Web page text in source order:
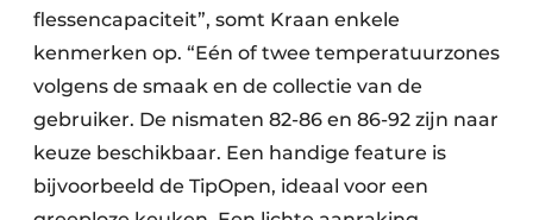
flessencapaciteit”, somt Kraan enkele
kenmerken op. “Eén of twee temperatuurzones
volgens de smaak en de collectie van de
gebruiker. De nismaten 82-86 en 86-92 zijn naar
keuze beschikbaar. Een handige feature is
bijvoorbeeld de TipOpen, ideaal voor een